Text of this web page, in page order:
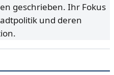
geschrieben. Ihr Fokus
und deren